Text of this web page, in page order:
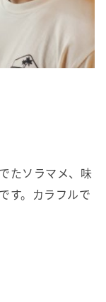
たソラマメ、味
す。カラフルで